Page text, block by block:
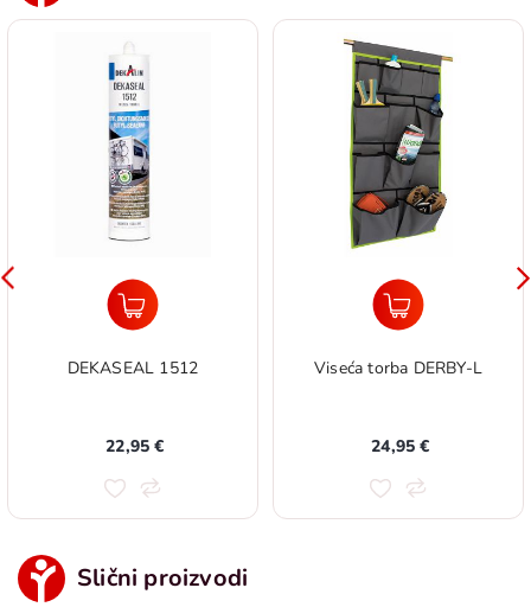
DEKASEAL 1512
22,95 €
Viseća torba DERBY-L
24,95 €
Slični proizvodi